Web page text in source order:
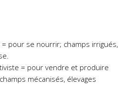
pour se nourrir; champs irrigués,
= pour vendre et produire
mécanisés, élevages